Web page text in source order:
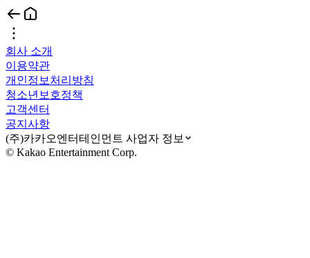
회사 소개
이용약관
개인정보처리방침
청소년보호정책
고객센터
공지사항
(주)카카오엔터테인먼트 사업자 정보
© Kakao Entertainment Corp.